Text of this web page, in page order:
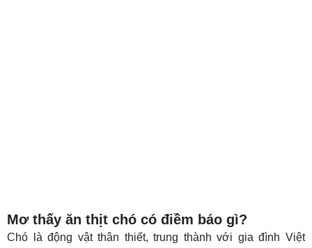
Mơ thấy ăn thịt chó có điềm báo gì?
Chó là động vật thân thiết, trung thành với gia đình Việt